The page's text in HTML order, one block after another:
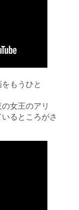
もうひと
女王のアリ
るところがさ